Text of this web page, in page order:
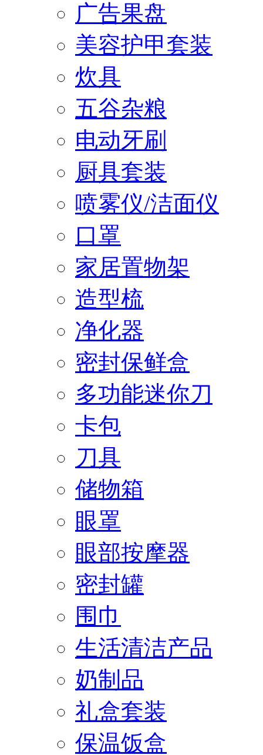
广告果盘
美容护甲套装
炊具
五谷杂粮
电动牙刷
厨具套装
喷雾仪/洁面仪
口罩
家居置物架
造型梳
净化器
密封保鲜盒
多功能迷你刀
卡包
刀具
储物箱
眼罩
眼部按摩器
密封罐
围巾
生活清洁产品
奶制品
礼盒套装
保温饭盒